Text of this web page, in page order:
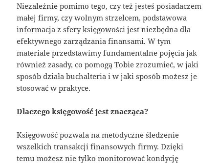
Niezależnie pomimo tego, czy też jesteś posiadaczem
małej firmy, czy wolnym strzelcem, podstawowa
informacja z sfery księgowości jest niezbędna dla
efektywnego zarządzania finansami. W tym
materiale przedstawimy fundamentalne pojęcia jak
również zasady, co pomogą Tobie zrozumieć, w jaki
sposób działa buchalteria i w jaki sposób możesz je
stosować w praktyce.
Dlaczego księgowość jest znacząca?
Księgowość pozwala na metodyczne śledzenie
wszelkich transakcji finansowych firmy. Dzięki
temu możesz nie tylko monitorować kondycję